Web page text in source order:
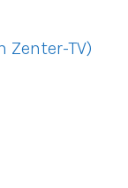
Zenter-TV)